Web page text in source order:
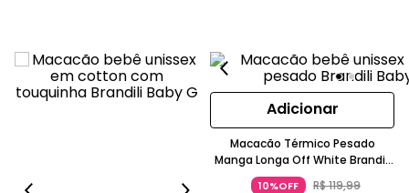
Adicionar
Macacão Térmico Pesado
Manga Longa Off White Brandili
Baby
10%OFF R$119,99